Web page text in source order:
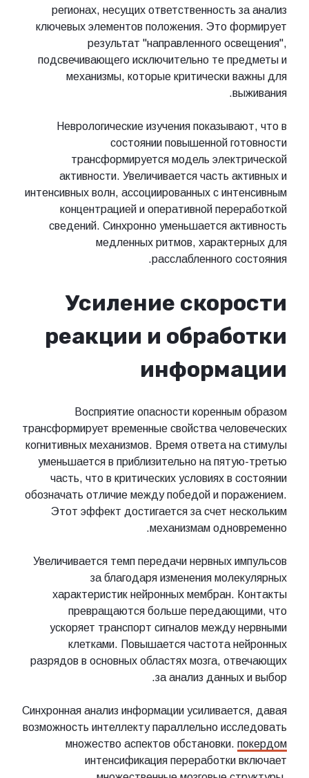
регионах, несущих ответственность за анализ
ключевых элементов положения. Это формирует
результат "направленного освещения",
подсвечивающего исключительно те предметы и
механизмы, которые критически важны для
выживания.
Неврологические изучения показывают, что в
состоянии повышенной готовности
трансформируется модель электрической
активности. Увеличивается часть активных и
интенсивных волн, ассоциированных с интенсивным
концентрацией и оперативной переработкой
сведений. Синхронно уменьшается активность
медленных ритмов, характерных для
расслабленного состояния.
Усиление скорости
реакции и обработки
информации
Восприятие опасности коренным образом
трансформирует временные свойства человеческих
когнитивных механизмов. Время ответа на стимулы
уменьшается в приблизительно на пятую-третью
часть, что в критических условиях в состоянии
обозначать отличие между победой и поражением.
Этот эффект достигается за счет нескольким
механизмам одновременно.
Увеличивается темп передачи нервных импульсов
за благодаря изменения молекулярных
характеристик нейронных мембран. Контакты
превращаются больше передающими, что
ускоряет транспорт сигналов между нервными
клетками. Повышается частота нейронных
разрядов в основных областях мозга, отвечающих
за анализ данных и выбор.
Синхронная анализ информации усиливается, давая
возможность интеллекту параллельно исследовать
множество аспектов обстановки. покердом
интенсификация переработки включает